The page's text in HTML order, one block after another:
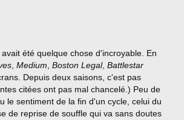
été quelque chose d'incroyable. En
Medium Boston Legal, Battlestar
Depuis deux saisons, c'est pas
citées ont pas mal chancelé.) Peu de
le sentiment de la fin d'un cycle, celui du
de reprise de souffle qui va sans doutes